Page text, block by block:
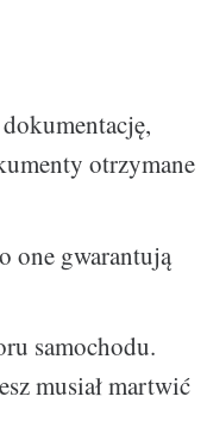
otrzymane
one gwarantują
samochodu.
musiał martwić